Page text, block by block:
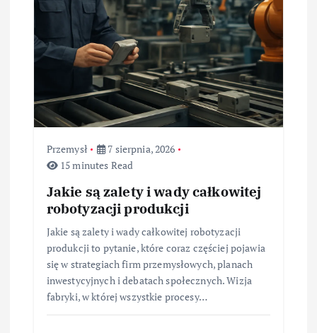
s
Przemysł
7 sierpnia, 2026
15 minutes Read
Jakie są zalety i wady całkowitej
robotyzacji produkcji
Jakie są zalety i wady całkowitej robotyzacji
produkcji to pytanie, które coraz częściej pojawia
się w strategiach firm przemysłowych, planach
inwestycyjnych i debatach społecznych. Wizja
fabryki, w której wszystkie procesy…